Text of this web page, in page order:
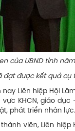
tỉnh năm
đạt được kết quả cụ
Liên hiệp Hội
KHCN, giáo dục
phát triển nhân
viên, Liên